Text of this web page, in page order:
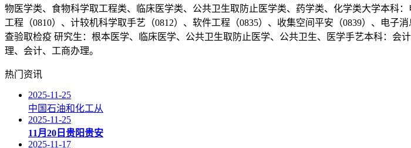
物医学类、食物科学取工程类、临床医学类、公共卫生取防止医学类、药学类、化学类大学本科
工程（0810）、计较机科学取手艺（0812）、软件工程（0835）、收集空间平安（0839）、电
查验取检疫 研究生：根本医学、临床医学、公共卫生取防止医学、公共卫生、医学手艺本科：
理、会计、工商办理。
热门资讯
2025-11-25
中国石油和化工从
2025-11-25
11月20日贵阳贵安
2025-11-17